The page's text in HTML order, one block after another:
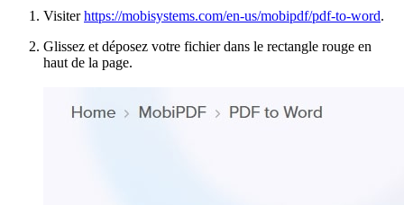
Visiterhttps://mobisystems.com/en-us/mobipdf/pdf-to-word.
Glissez et déposez votre fichier dans le rectangle rouge en
haut de la page.